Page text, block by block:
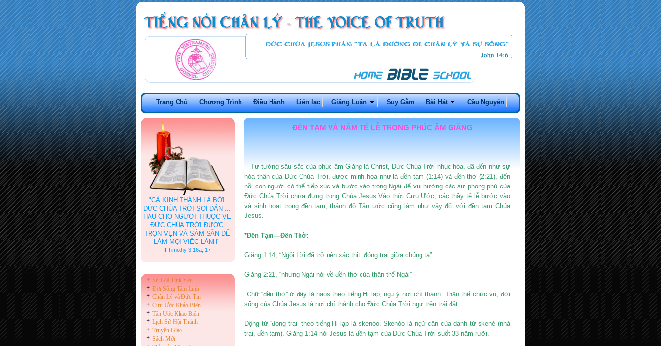
Trang Chủ Chương Trình Điều Hành Liên lạc Giảng Luận Suy Gẫm Bài Hát Cầu Nguyện
"CẢ KINH THÁNH LÀ BỞI
ĐỨC CHÚA TRỜI SOI DẪN ...
HẦU CHO NGƯỜI THUỘC VỀ
ĐỨC CHÚA TRỜI ĐƯỢC
TRỌN VẸN VÀ SẮM SẴN ĐỂ
LÀM MỌI VIỆC LÀNH"
II Timothy 3:16a, 17
† Sứ Giả Tình Yêu
† Đời Sống Tâm Linh
† Chân Lý và Đức Tin
† Cựu Ước Khảo Biên
† Tân Ước Khảo Biên
† Lịch Sử Hội Thánh
† Truyền Giáo
† Sách Mới
ĐỀN TẠM VÀ NĂM TẾ LỄ TRONG PHÚC ÂM GIĂNG
Tư tưởng sâu sắc của phúc âm Giăng là Christ, Đức Chúa Trời nhục hóa, đã đến như sự
hóa thân của Đức Chúa Trời, được minh họa như là đền tạm (1:14) và đền thờ (2:21), đến
nỗi con người có thể tiếp xúc và bước vào trong Ngài để vui hưởng các sự phong phú của
Đức Chúa Trời chứa đựng trong Chúa Jesus.Vào thời Cựu Ước, các thầy tế lễ bước vào
và sinh hoạt trong đền tạm, thánh đồ Tân ước cũng làm như vậy đối với đền tạm Chúa
Jesus.
*Đền Tạm—Đền Thờ:
Giăng 1:14, “Ngôi Lời đã trở nên xác thịt, đóng trại giữa chúng ta”.
Giăng 2:21, “nhưng Ngài nói về đền thờ của thân thể Ngài”
Chữ “đền thờ” ở đây là naos theo tiếng Hi lạp, ngụ ý nơi chí thánh. Thân thể chức vụ, đời
sống của Chúa Jesus là nơi chí thánh cho Đức Chúa Trời ngự trên trái đất.
Động từ “đóng trại” theo tiếng Hi lạp là skenóo. Skenóo là ngữ căn của danh từ skené (nhà
trại, đền tạm). Giăng 1:14 nói Jesus là đền tạm của Đức Chúa Trời suốt 33 năm rưỡi.